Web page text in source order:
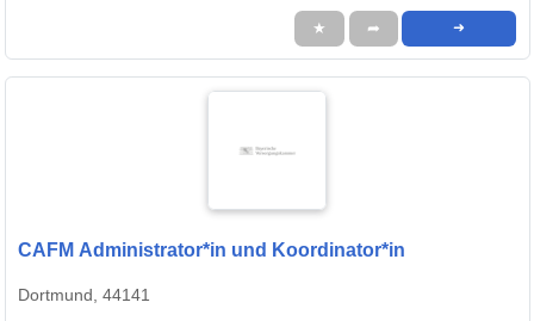
★ ➦ ➜
CAFM Administrator*in und Koordinator*in
Dortmund, 44141